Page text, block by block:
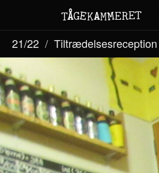
TÅGEKAMMERET
21/22 Tiltrædelsesreception